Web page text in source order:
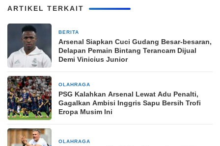
ARTIKEL TERKAIT
BERITA
Arsenal Siapkan Cuci Gudang Besar-besaran,
Delapan Pemain Bintang Terancam Dijual
Demi Vinicius Junior
OLAHRAGA
PSG Kalahkan Arsenal Lewat Adu Penalti,
Gagalkan Ambisi Inggris Sapu Bersih Trofi
Eropa Musim Ini
OLAHRAGA